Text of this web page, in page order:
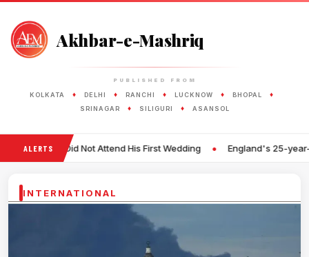
Akhbar-e-Mashriq
PUBLISHED FROM
KOLKATA ♦ DELHI ♦ RANCHI ♦ LUCKNOW ♦ BHOPAL ♦
SRINAGAR ♦ SILIGURI ♦ ASANSOL
ALERTS
Not Attend His First Wedding • England's 25-year-old Fast Bowler
INTERNATIONAL